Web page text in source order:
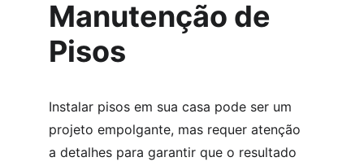
Manutenção de
Pisos
Instalar pisos em sua casa pode ser um
projeto empolgante, mas requer atenção
a detalhes para garantir que o resultado